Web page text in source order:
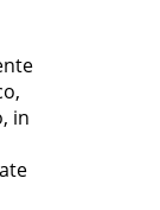
in